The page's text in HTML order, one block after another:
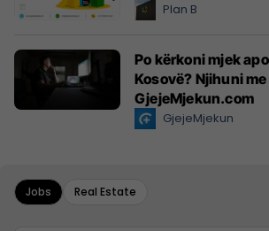
Plan B
Po kërkoni mjek
Kosovë? Njihuni me
GjejeMjekun.com
GjejeMjekun
Jobs Real Estate